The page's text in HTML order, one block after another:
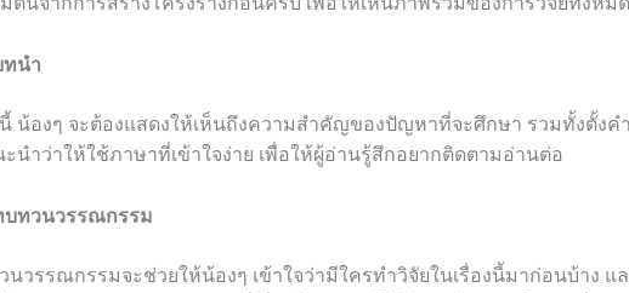
ทนำ
น้องๆ จะต้องแสดงให้เห็นถึงความสำคัญของปัญหาที่จะศึกษา รวมทั้งตั้งค
นำว่าให้ใช้ภาษาที่เข้าใจง่าย เพื่อให้ผู้อ่านรู้สึกอยากติดตามอ่านต่อ
บทวนวรรณกรรม
นวรรณกรรมจะช่วยให้น้องๆ เข้าใจว่ามีใครทำวิจัยในเรื่องนี้มาก่อนบ้าง